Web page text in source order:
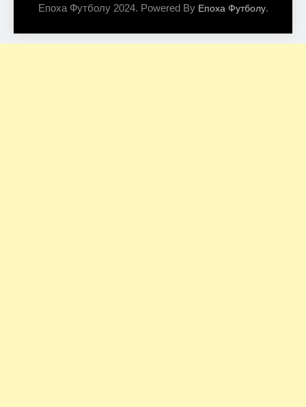
Епоха Футболу 2024. Powered By Епоха Футболу.